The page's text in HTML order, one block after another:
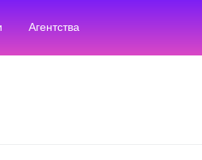
Агентства